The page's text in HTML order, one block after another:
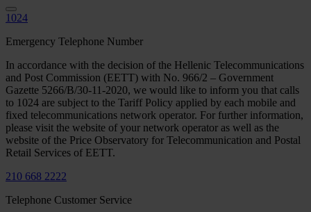
1024
Emergency Telephone Number
In accordance with the decision of the Hellenic Telecommunications
and Post Commission (EETT) with No. 966/2 – Government
Gazette 5266/Β/30-11-2020, we would like to inform you that calls
to 1024 are subject to the Tariff Policy applied by each mobile and
fixed telecommunications network operator. For further information,
please visit the website of your network operator as well as the
website of the Price Observatory for Telecommunication and Postal
Retail Services of EETT.
210 668 2222
Telephone Customer Service